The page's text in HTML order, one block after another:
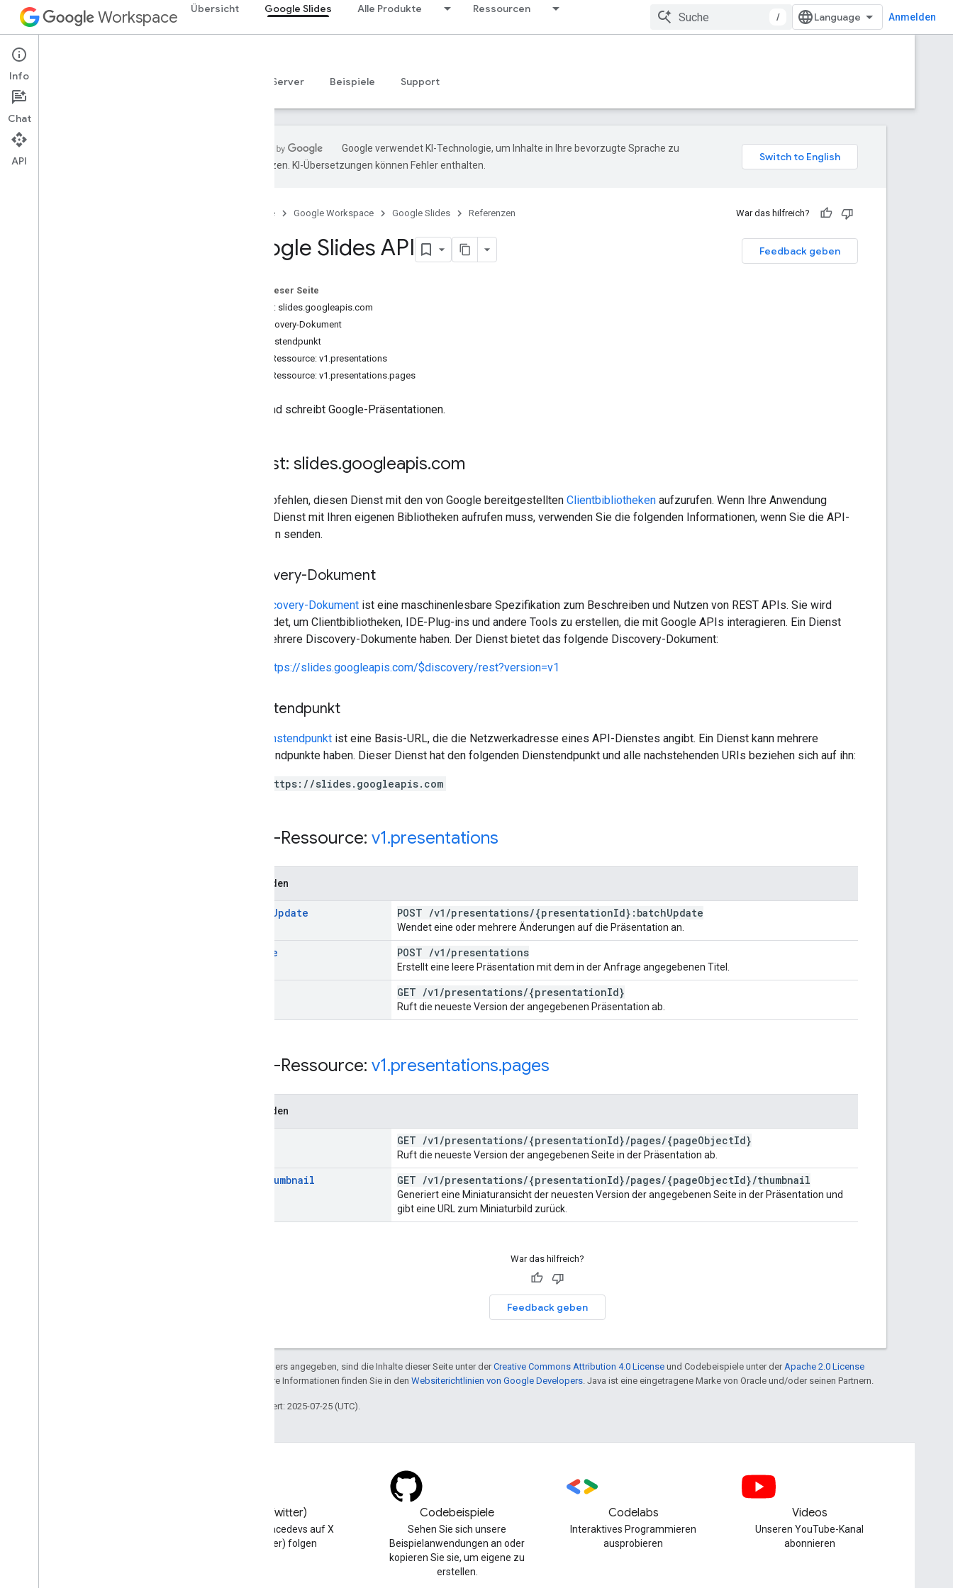
Workspace Übersicht Google Slides Alle Produkte Ressourcen
/ Anmelden
Google Slides
Übersicht MCP-Server Beispiele Support
Google verwendet KI-Technologie, um Inhalte in Ihre bevorzugte Sprache zu
übersetzen. KI-Übersetzungen können Fehler enthalten.
Startseite Google Workspace Google Slides Referenzen War das hilfreich?
Feedback geben
Google Slides API
Auf dieser Seite
Dienst: slides.googleapis.com
Discovery-Dokument
Dienstendpunkt
REST-Ressource: v1.presentations
REST-Ressource: v1.presentations.pages
Liest und schreibt Google-Präsentationen.
Dienst: slides.googleapis.com
Wir empfehlen, diesen Dienst mit den von Google bereitgestellten Clientbibliotheken aufzurufen. Wenn Ihre Anwendung
diesen Dienst mit Ihren eigenen Bibliotheken aufrufen muss, verwenden Sie die folgenden Informationen, wenn Sie die API-
Anfragen senden.
Discovery-Dokument
Discovery-Dokument ist eine maschinenlesbare Spezifikation zum Beschreiben und Nutzen von REST APIs. Sie wird
verwendet, um Clientbibliotheken, IDE-Plug-ins und andere Tools zu erstellen, die mit Google APIs interagieren. Ein Dienst
kann mehrere Discovery-Dokumente haben. Der Dienst bietet das folgende Discovery-Dokument:
https://slides.googleapis.com/$discovery/rest?version=v1
Dienstendpunkt
Dienstendpunkt ist eine Basis-URL, die die Netzwerkadresse eines API-Dienstes angibt. Ein Dienst kann mehrere
Dienstendpunkte haben. Dieser Dienst hat den folgenden Dienstendpunkt und alle nachstehenden URIs beziehen sich auf ihn:
https://slides.googleapis.com
REST-Ressource: v1.presentations
Methoden
Update POST /v1 /presentations/{presentationId}:batchUpdate
Wendet eine oder mehrere Änderungen auf die Präsentation an.
create POST /v1 /presentations
Erstellt eine leere Präsentation mit dem in der Anfrage angegebenen Titel.
GET /v1 /presentations/{presentationId}
Ruft die neueste Version der angegebenen Präsentation ab.
REST-Ressource: v1.presentations.pages
Methoden
GET /v1 /presentations/{presentationId}/pages/{pageObjectId}
Ruft die neueste Version der angegebenen Seite in der Präsentation ab.
Thumbnail GET /v1 /presentations/{presentationId}/pages/{pageObjectId}/thumbnail
Generiert eine Miniaturansicht der neuesten Version der angegebenen Seite in der Präsentation und
gibt eine URL zum Miniaturbild zurück.
War das hilfreich?
Feedback geben
Sofern nicht anders angegeben, sind die Inhalte dieser Seite unter derCreative Commons Attribution 4.0 License und Codebeispiele unter der Apache 2.0 License
lizenziert. Weitere Informationen finden Sie in den Websiterichtlinien von Google Developers . Java ist eine eingetragene Marke von Oracle und/oder seinen Partnern.
Zuletzt aktualisiert: 2025-07-25 (UTC).
X (Twitter)
@workspacedevs auf X
(Twitter) folgen
Codebeispiele
Sehen Sie sich unsere
Beispielanwendungen an oder
kopieren Sie sie, um eigene zu
erstellen.
Codelabs
Interaktives Programmieren
ausprobieren
Videos
Unseren YouTube-Kanal
abonnieren
Info
Chat
API